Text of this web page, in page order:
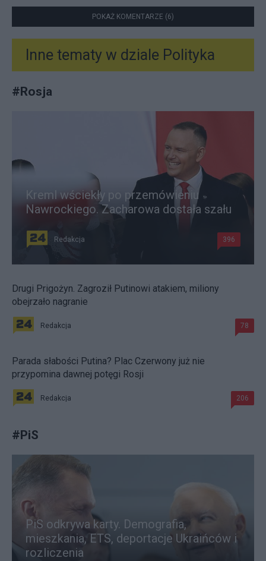
POKAŻ KOMENTARZE (6)
Inne tematy w dziale Polityka
#Rosja
Kreml wściekły po przemówieniu
Nawrockiego. Zacharowa dostała szału
Redakcja 396
Drugi Prigożyn. Zagroził Putinowi atakiem, miliony
obejrzało nagranie
Redakcja 78
Parada słabości Putina? Plac Czerwony już nie
przypomina dawnej potęgi Rosji
Redakcja 206
#PiS
PiS odkrywa karty. Demografia,
mieszkania, ETS, deportacje Ukraińców i
rozliczenia